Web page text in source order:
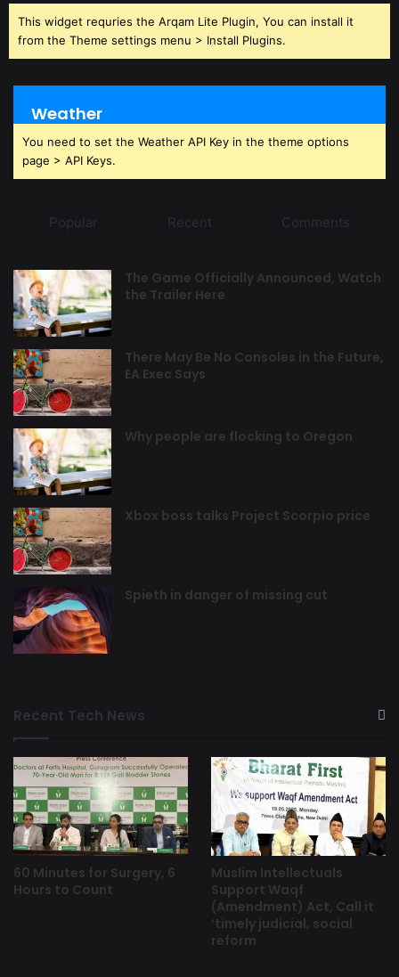
This widget requries the Arqam Lite Plugin, You can install it
from the Theme settings menu > Install Plugins.
Weather
You need to set the Weather API Key in the theme options
page > API Keys.
Popular Recent Comments
The Game Officially Announced, Watch
the Trailer Here
There May Be No Consoles in the Future,
EA Exec Says
Why people are flocking to Oregon
Xbox boss talks Project Scorpio price
Spieth in danger of missing cut
Recent Tech News
60 Minutes for Surgery, 6
Hours to Count
Muslim Intellectuals
Support Waqf
(Amendment) Act, Call it
‘timely judicial, social
reform